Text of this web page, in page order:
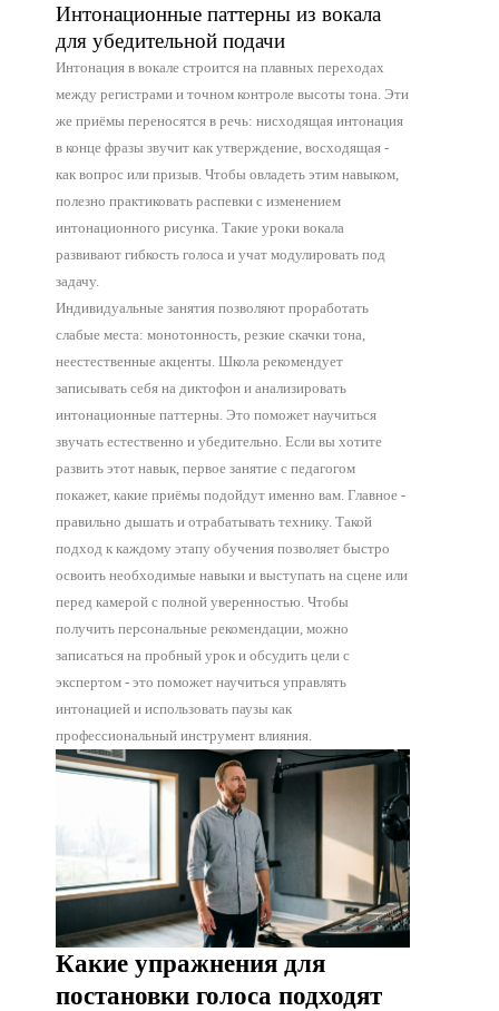
Интонационные паттерны из вокала
для убедительной подачи
Интонация в вокале строится на плавных переходах
между регистрами и точном контроле высоты тона. Эти
же приёмы переносятся в речь: нисходящая интонация
в конце фразы звучит как утверждение, восходящая -
как вопрос или призыв. Чтобы овладеть этим навыком,
полезно практиковать распевки с изменением
интонационного рисунка. Такие уроки вокала
развивают гибкость голоса и учат модулировать под
задачу.
Индивидуальные занятия позволяют проработать
слабые места: монотонность, резкие скачки тона,
неестественные акценты. Школа рекомендует
записывать себя на диктофон и анализировать
интонационные паттерны. Это поможет научиться
звучать естественно и убедительно. Если вы хотите
развить этот навык, первое занятие с педагогом
покажет, какие приёмы подойдут именно вам. Главное -
правильно дышать и отрабатывать технику. Такой
подход к каждому этапу обучения позволяет быстро
освоить необходимые навыки и выступать на сцене или
перед камерой с полной уверенностью. Чтобы
получить персональные рекомендации, можно
записаться на пробный урок и обсудить цели с
экспертом - это поможет научиться управлять
интонацией и использовать паузы как
профессиональный инструмент влияния.
Какие упражнения для
постановки голоса подходят